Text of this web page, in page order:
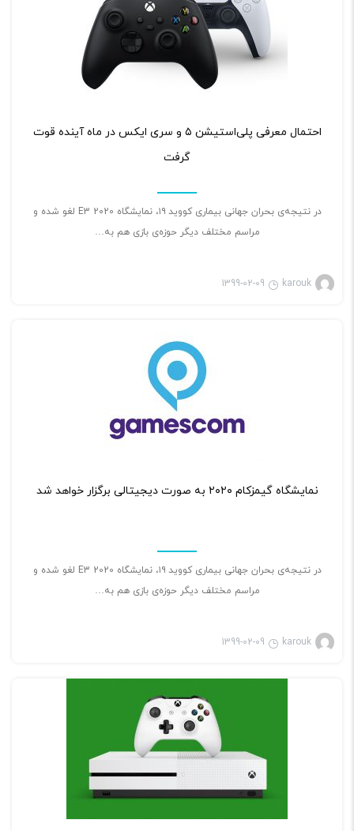
احتمال معرفی پلی‌استیشن ۵ و سری ایکس در ماه آینده قوت
گرفت
در نتیجه‌ی بحران جهانی بیماری کووید ۱۹، نمایشگاه E3 2020 لغو شده و
مراسم مختلف دیگر حوزه‌ی بازی هم به…
karouk
1399-02-09
نمایشگاه گیمزکام ۲۰۲۰ به صورت دیجیتالی برگزار خواهد شد
در نتیجه‌ی بحران جهانی بیماری کووید ۱۹، نمایشگاه E3 2020 لغو شده و
مراسم مختلف دیگر حوزه‌ی بازی هم به…
karouk
1399-02-09